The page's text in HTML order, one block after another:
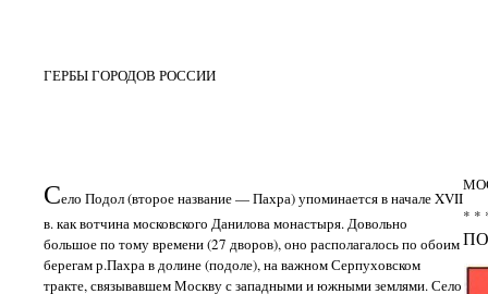
ГЕРБЫ ГОРОДОВ РОССИИ
Село Подол (второе название — Пахра) упоминается в начале XVII
в. как вотчина московского Данилова монастыря. Довольно
большое по тому времени (27 дворов), оно располагалось по обоим
берегам р.Пахра в долине (подоле), на важном Серпуховском
тракте, связывавшем Москву с западными и южными землями. Село
* *